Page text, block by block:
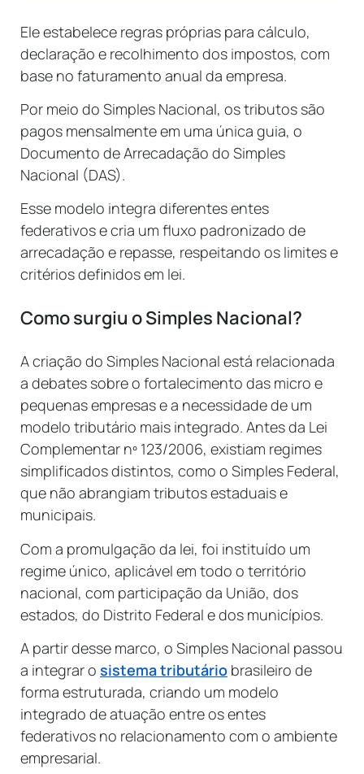
Ele estabelece regras próprias para cálculo,
declaração e recolhimento dos impostos, com
base no faturamento anual da empresa.
Por meio do Simples Nacional, os tributos são
pagos mensalmente em uma única guia, o
Documento de Arrecadação do Simples
Nacional (DAS).
Esse modelo integra diferentes entes
federativos e cria um fluxo padronizado de
arrecadação e repasse, respeitando os limites e
critérios definidos em lei.
Como surgiu o Simples Nacional?
A criação do Simples Nacional está relacionada
a debates sobre o fortalecimento das micro e
pequenas empresas e a necessidade de um
modelo tributário mais integrado. Antes da Lei
Complementar nº 123/2006, existiam regimes
simplificados distintos, como o Simples Federal,
que não abrangiam tributos estaduais e
municipais.
Com a promulgação da lei, foi instituído um
regime único, aplicável em todo o território
nacional, com participação da União, dos
estados, do Distrito Federal e dos municípios.
A partir desse marco, o Simples Nacional passou
a integrar o sistema tributário brasileiro de
forma estruturada, criando um modelo
integrado de atuação entre os entes
federativos no relacionamento com o ambiente
empresarial.